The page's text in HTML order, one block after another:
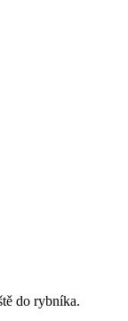
do rybníka.